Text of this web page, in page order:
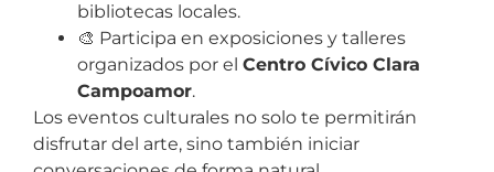
bibliotecas locales.
🎨 Participa en exposiciones y talleres
organizados por el Centro Cívico Clara
Campoamor.
Los eventos culturales no solo te permitirán
disfrutar del arte, sino también iniciar